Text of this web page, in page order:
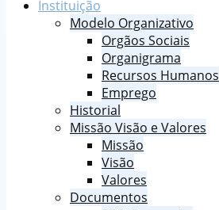
Instituição
Modelo Organizativo
Orgãos Sociais
Organigrama
Recursos Humanos
Emprego
Historial
Missão Visão e Valores
Missão
Visão
Valores
Documentos